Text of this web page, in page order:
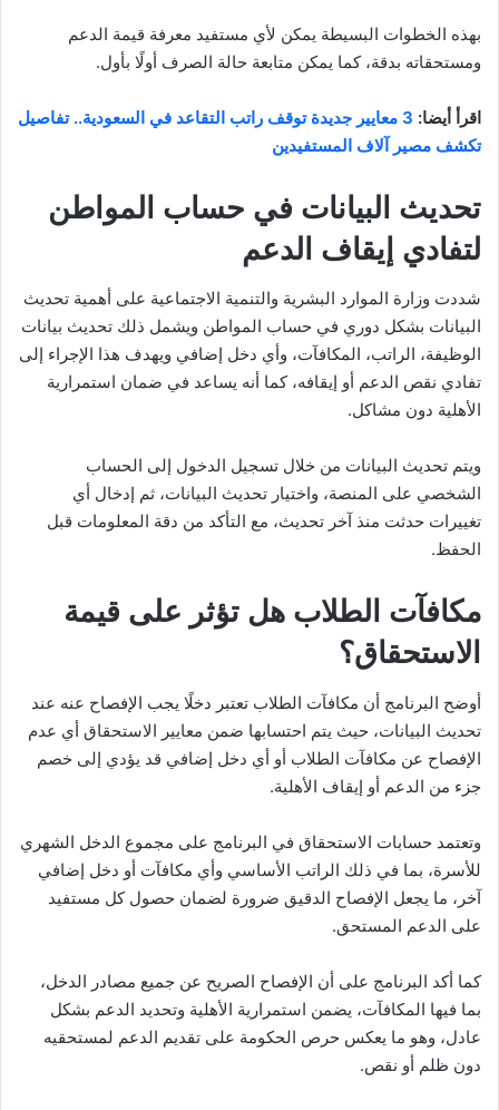
بهذه الخطوات البسيطة يمكن لأي مستفيد معرفة قيمة الدعم
ومستحقاته بدقة، كما يمكن متابعة حالة الصرف أولًا بأول.
اقرأ أيضا:
3 معايير جديدة توقف راتب التقاعد في السعودية.. تفاصيل
تكشف مصير آلاف المستفيدين
تحديث البيانات في حساب المواطن
لتفادي إيقاف الدعم
شددت وزارة الموارد البشرية والتنمية الاجتماعية على أهمية تحديث
البيانات بشكل دوري في حساب المواطن ويشمل ذلك تحديث بيانات
الوظيفة، الراتب، المكافآت، وأي دخل إضافي ويهدف هذا الإجراء إلى
تفادي نقص الدعم أو إيقافه، كما أنه يساعد في ضمان استمرارية
الأهلية دون مشاكل.
ويتم تحديث البيانات من خلال تسجيل الدخول إلى الحساب
الشخصي على المنصة، واختيار تحديث البيانات، ثم إدخال أي
تغييرات حدثت منذ آخر تحديث، مع التأكد من دقة المعلومات قبل
الحفظ.
مكافآت الطلاب هل تؤثر على قيمة
الاستحقاق؟
أوضح البرنامج أن مكافآت الطلاب تعتبر دخلًا يجب الإفصاح عنه عند
تحديث البيانات، حيث يتم احتسابها ضمن معايير الاستحقاق أي عدم
الإفصاح عن مكافآت الطلاب أو أي دخل إضافي قد يؤدي إلى خصم
جزء من الدعم أو إيقاف الأهلية.
وتعتمد حسابات الاستحقاق في البرنامج على مجموع الدخل الشهري
للأسرة، بما في ذلك الراتب الأساسي وأي مكافآت أو دخل إضافي
آخر، ما يجعل الإفصاح الدقيق ضرورة لضمان حصول كل مستفيد
على الدعم المستحق.
كما أكد البرنامج على أن الإفصاح الصريح عن جميع مصادر الدخل،
بما فيها المكافآت، يضمن استمرارية الأهلية وتحديد الدعم بشكل
عادل، وهو ما يعكس حرص الحكومة على تقديم الدعم لمستحقيه
دون ظلم أو نقص.